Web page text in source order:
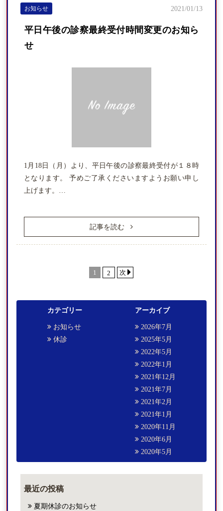
平日午後の診察最終受付時間変更のお知ら
せ
お知らせ 2021/01/13
1月18日（月）より、平日午後の診察最終受付が１８時
となります。 予めご了承くださいますようお願い申し
上げます。…
記事を読む
1 2 次
カテゴリー
お知らせ
休診
アーカイブ
2026年7月
2025年5月
2022年5月
2022年1月
2021年12月
2021年7月
2021年2月
2021年1月
2020年11月
2020年6月
2020年5月
最近の投稿
夏期休診のお知らせ